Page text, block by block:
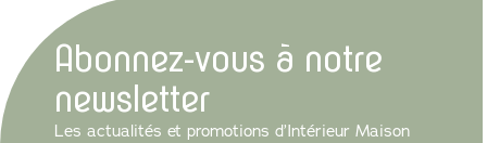
Abonnez-vous à notre
newsletter
Les actualités et promotions d’Intérieur Maison